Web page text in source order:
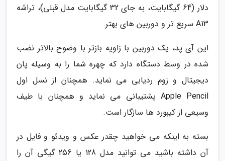
دلار (64 گیگابایت، به جای 32 گیگابایت مدل قبلی)، تراشه
A13 سریع تر و دوربین های بهتر.
این آی پد، یک دوربین با زاویه بازتر با وضوح بالاتر نضب
شده در وسط دستگاه دارد که چهره شما را به وسیله پان
دیجیتال و زوم ردیابی می نماید. همچنان از نسل اول
Apple Pencil پشتیبانی می نماید و همچنان با طیف
وسیعی از کیبورد ها سازگار است.
بسته به اینکه می خواهید چقدر عکس و ویدئو و فایل در
آن داشته باشید می توانید مدل 128 یا 256 گیگی آن را